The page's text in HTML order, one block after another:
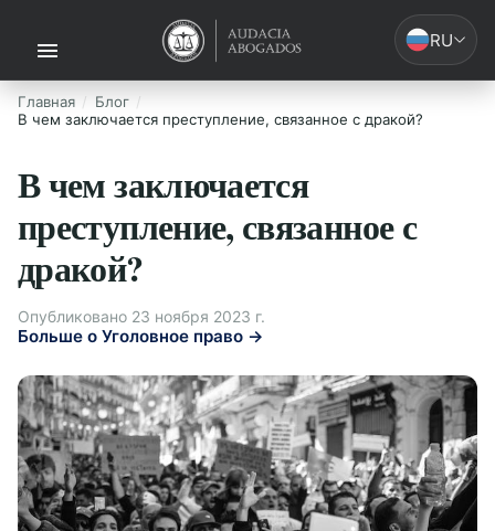
RU
Главная
Блог
В чем заключается преступление, связанное с дракой?
В чем заключается
преступление, связанное с
дракой?
Опубликовано 23 ноября 2023 г.
Больше о Уголовное право →